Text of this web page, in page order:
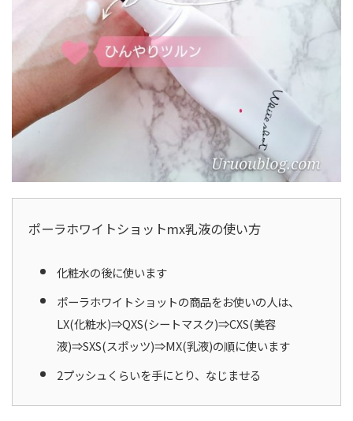
ポーラホワイトショットmx乳液の使い方
化粧水の後に使います
ポーラホワイトショットの商品をお使いの人は、
LX(化粧水)⇒QXS(シートマスク)⇒CXS(美容
液)⇒SXS(スポッツ)⇒MX(乳液)の順に使います
2プッシュくらいを手にとり、なじませる